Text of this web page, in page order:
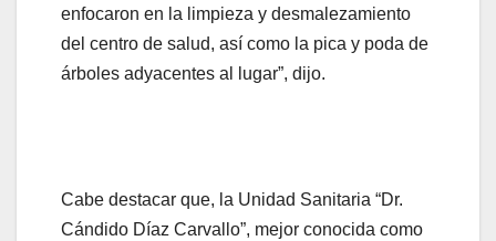
enfocaron en la limpieza y desmalezamiento
del centro de salud, así como la pica y poda de
árboles adyacentes al lugar”, dijo.
Cabe destacar que, la Unidad Sanitaria “Dr.
Cándido Díaz Carvallo”, mejor conocida como